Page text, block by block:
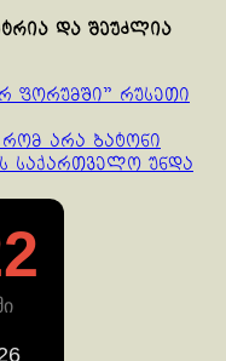
და შეუძლია
ფორუმში” რუსეთი
რომ არა ბატონი
საქართველო უნდა